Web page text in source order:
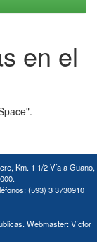
en el
Km. 1 1/2 Vía a Guano,
(593) 3 3730910
Webmaster: Víctor